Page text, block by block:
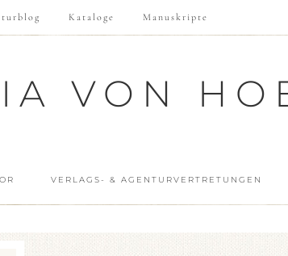
Kataloge Manuskripte
VON
VERLAGS- & AGENTURVERTRETUNGEN